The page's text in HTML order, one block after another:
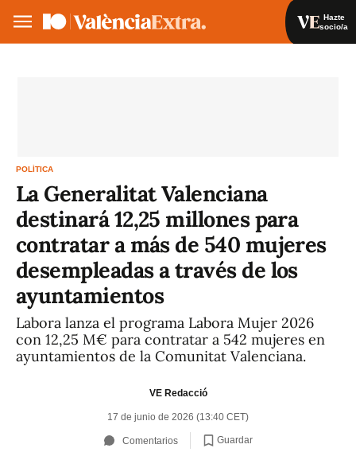
Hazte
socio/a
POLÍTICA
La Generalitat Valenciana
destinará 12,25 millones para
contratar a más de 540 mujeres
desempleadas a través de los
ayuntamientos
Labora lanza el programa Labora Mujer 2026
con 12,25 M€ para contratar a 542 mujeres en
ayuntamientos de la Comunitat Valenciana.
VE Redacció
17 de junio de 2026 (13:40 CET)
Comentarios Guardar